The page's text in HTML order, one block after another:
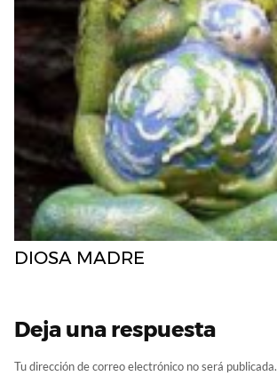
DIOSA MADRE
Deja una respuesta
Tu dirección de correo electrónico no será publicada.